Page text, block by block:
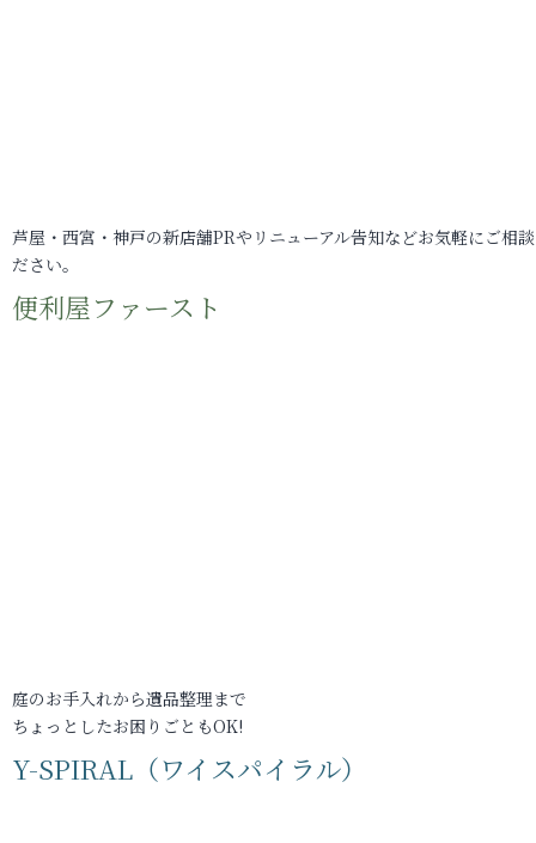
芦屋・西宮・神戸の新店舗PRやリニューアル告知などお気軽にご相
ださい。
便利屋ファースト
庭のお手入れから遺品整理まで
ちょっとしたお困りごともOK!
Y-SPIRAL（ワイスパイラル）